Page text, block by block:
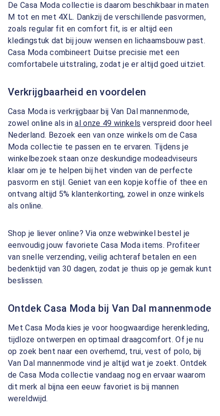
De Casa Moda collectie is daarom beschikbaar in maten
M tot en met 4XL. Dankzij de verschillende pasvormen,
zoals regular fit en comfort fit, is er altijd een
kledingstuk dat bij jouw wensen en lichaamsbouw past.
Casa Moda combineert Duitse precisie met een
comfortabele uitstraling, zodat je er altijd goed uitziet.
Verkrijgbaarheid en voordelen
Casa Moda is verkrijgbaar bij Van Dal mannenmode,
zowel online als inal onze 49 winkels verspreid door heel
Nederland. Bezoek een van onze winkels om de Casa
Moda collectie te passen en te ervaren. Tijdens je
winkelbezoek staan onze deskundige modeadviseurs
klaar om je te helpen bij het vinden van de perfecte
pasvorm en stijl. Geniet van een kopje koffie of thee en
ontvang altijd 5% klantenkorting, zowel in onze winkels
als online.
Shop je liever online? Via onze webwinkel bestel je
eenvoudig jouw favoriete Casa Moda items. Profiteer
van snelle verzending, veilig achteraf betalen en een
bedenktijd van 30 dagen, zodat je thuis op je gemak kunt
beslissen.
Ontdek Casa Moda bij Van Dal mannenmode
Met Casa Moda kies je voor hoogwaardige herenkleding,
tijdloze ontwerpen en optimaal draagcomfort. Of je nu
op zoek bent naar een overhemd, trui, vest of polo, bij
Van Dal mannenmode vind je altijd wat je zoekt. Ontdek
de Casa Moda collectie vandaag nog en ervaar waarom
dit merk al bijna een eeuw favoriet is bij mannen
wereldwijd.